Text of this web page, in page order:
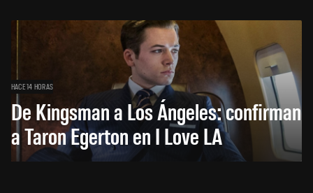
HACE 14 HORAS
De Kingsman a Los Ángeles: confirman
a Taron Egerton en I Love LA